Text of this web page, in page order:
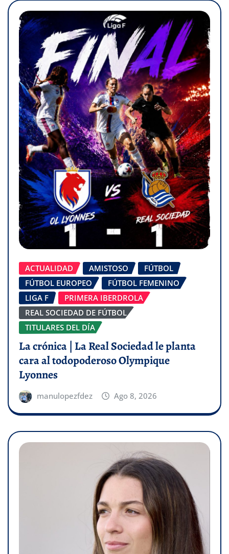
ACTUALIDAD AMISTOSO
FÚTBOL
FÚTBOL EUROPEO
FÚTBOL FEMENINO
LIGA F
PRIMERA IBERDROLA
REAL SOCIEDAD DE FÚTBOL
TITULARES DEL DÍA
La crónica | La Real Sociedad le planta
cara al todopoderoso Olympique
Lyonnes
manulopezfdez Ago 8, 2026